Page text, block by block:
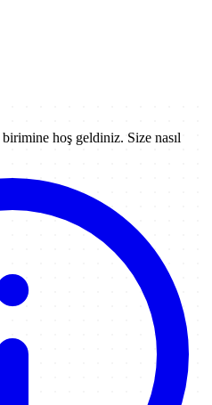
birimine hoş geldiniz. Size nasıl